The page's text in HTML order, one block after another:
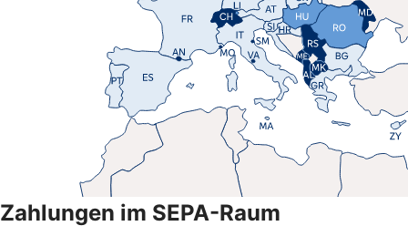
Zahlungen im SEPA-Raum